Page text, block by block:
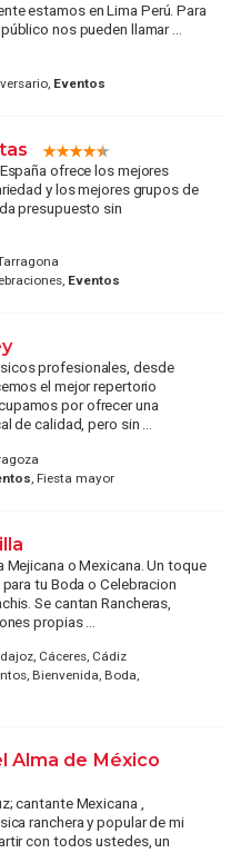
estamos en Lima Perú. Para
nos pueden llamar ...
Eventos
ofrece los mejores
y los mejores grupos de
presupuesto sin
Eventos
profesionales, desde
el mejor repertorio
por ofrecer una
de calidad, pero sin ...
, Fiesta mayor
Mejicana o Mexicana. Un toque
tu Boda o Celebracion
Se cantan Rancheras,
propias ...
Cáceres, Cádiz
Bienvenida, Boda,
Alma de México
cantante Mexicana ,
ranchera y popular de mi
con todos ustedes, un